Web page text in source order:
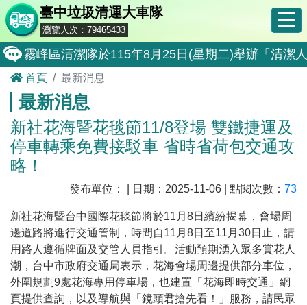
臺中垃圾清運大車隊
瀏覽人次：79465433
霧峰區清潔隊於115年8月25日(星期二)舉辦「清潔
大肚區清潔隊於115年8月25日(星期二)舉辦「清潔
北屯區清潔隊於115年8月11日(星期二)舉辦「清潔
外埔區清潔隊於115年8月18日(星期二)舉辦「清潔
石岡區清潔隊於115年8月18日(星期二)舉辦「清
東勢區清潔隊於115年8月18日(星期二)舉辦「清
全民監督公共工程施工品質, 請撥打通報專線0800-
防堵非洲豬瘟總動員，因應非洲豬瘟疫情，市民端
因應非洲豬瘟疫情，市民端廚餘收運排出方式不
8月10日14:30至15:00防空演習行動網路降速演練
首頁 最新消息
最新消息
新社花海暨花毯節11/8登場 雙鐵捷運及
停車轉乘免費接駁車 省時省荷包交通攻
略！
發布單位： | 日期：2025-11-06 | 點閱次數： 73
新社花海暨台中國際花毯節將於11月8日繽紛揭幕，會場周
邊道路將進行交通管制，時間自11月8日至11月30日止，請
用路人遵循牌面及交管人員指引。活動預期湧入眾多賞花人
潮，台中市政府交通局表示，花海會場周邊提供部分車位，
外圍規劃9處花海專用停車場，也建置「花海即時交通」網
頁提供查詢，以及導航與「鏡頭君搶先看！」服務，請民眾